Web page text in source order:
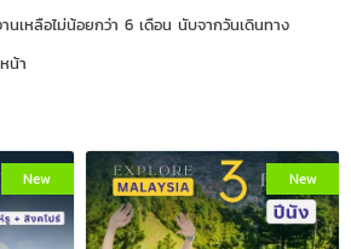
นเหลือไม่น้อยกว่า 6 เดือน นับจากวันเดินทาง
น้า
New New